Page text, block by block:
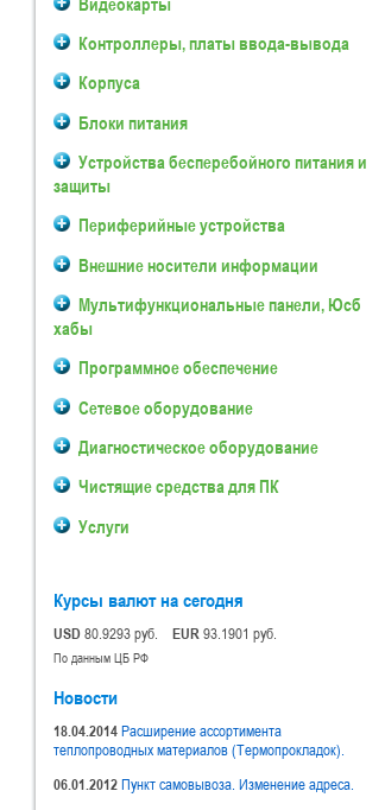
Контроллеры, платы ввода-вывода
Корпуса
Блоки питания
Устройства бесперебойного питания и
защиты
Периферийные устройства
Внешние носители информации
Мультифункциональные панели, Юсб
хабы
Программное обеспечение
Сетевое оборудование
Диагностическое оборудование
Чистящие средства для ПК
Услуги
Курсы валют на сегодня
USD80.9293 руб. EUR93.1901 руб.
По данным ЦБ РФ
Новости
18.04.2014Расширение ассортимента
теплопроводных материалов (Термопрокладок).
06.01.2012Пункт самовывоза. Изменение адреса.